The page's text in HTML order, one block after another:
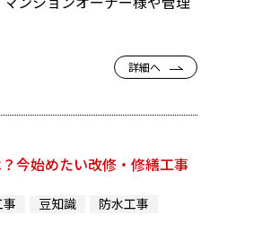
詳細へ
今始めたい改修・修繕工事
豆知識 防水工事